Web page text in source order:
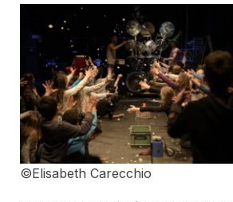
©Elisabeth Carecchio